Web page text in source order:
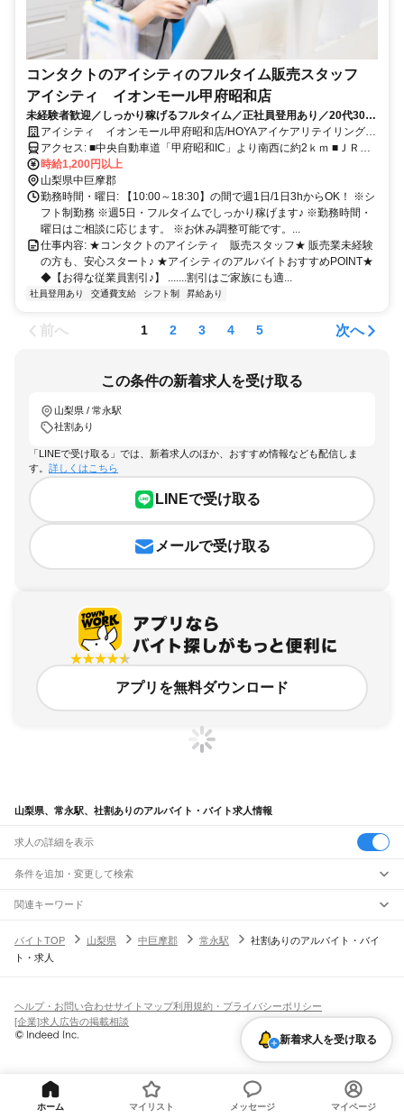
コンタクトのアイシティのフルタイム販売スタッフ
アイシティ イオンモール甲府昭和店
未経験者歓迎／しっかり稼げるフルタイム／正社員登用あり／20代30代
40代中心に活躍中／従業員割引あり ／昇給あり（年2回）
アイシティ イオンモール甲府昭和店/HOYAアイケアリテイリング合
同会社
アクセス: ■中央自動車道「甲府昭和IC」より南西に約2ｋｍ ■ＪＲ身
延線「常永駅」より徒歩約10分 ■ＪＲ甲府駅南口2番バス乗り場より
シャトルバス運行 バス停留所：甲府駅⇒ダイタビル前⇒宝１丁目⇒
飯田3丁目⇒甲府西高校⇒甲府昭和高校入口⇒イオンモール甲府昭和
■アイシティへの最寄入口はレストラン街近く「ほたる西入口（B-
2）」となります
時給1,200円以上
山梨県中巨摩郡
勤務時間・曜日: 【10:00～18:30】の間で週1日/1日3hからOK！ ※シ
フト制勤務 ※週5日・フルタイムでしっかり稼げます♪ ※勤務時間・
曜日はご相談に応じます。 ※お休み調整可能です。...
仕事内容: ★コンタクトのアイシティ 販売スタッフ★ 販売業未経験
の⽅も、安心スタート♪ ★アイシティのアルバイトおすすめPOINT★
◆【お得な従業員割引♪】 .......割引はご家族にも適...
社員登用あり 交通費支給 シフト制 昇給あり
前へ 1 2 3 4 5 次へ
この条件の新着求人を受け取る
山梨県 / 常永駅
社割あり
「LINEで受け取る」では、新着求人のほか、おすすめ情報なども配信しま
す。 詳しくはこちら
LINEで受け取る
メールで受け取る
アプリを無料ダウンロード
山梨県、常永駅、社割ありのアルバイト・バイト求人情報
求人の詳細を表示
条件を追加・変更して検索
市区町村を追加・変更
山梨県すべて
甲府市
駅を追加・変更
竜王駅塩崎駅韮崎駅新府駅穴山駅日野春駅長坂駅小淵沢駅
小海線
十島駅
内船駅甲斐大島駅 塩之沢駅
下部温泉駅
甲斐常葉駅
久那土駅甲斐岩間駅 落居駅鰍沢口駅
市川本町駅
職種を追加・変更
飲食・フードサービスすべて
ホールスタッフキッチンスタッフ 精肉・鮮魚加工給食調理
パン屋（ベーカリー）
バー（BAR）・バーテンダー
飲食店（店長・マネージャー）
テレフォンアポインター（テレアポ） ルートセールス
フードカウンター販売員アパレル
家電量販店・携帯販売（携帯ショップ）
人気
日払いOK高校生歓迎 髪型・髪色自由ひげOK ネイルOK
留学生・外国人活躍中
短期単発・1日OK
期間限定（春夏冬休み等）
シフト
土日祝のみOK
平日のみOK 週1日からOK 週2・3日からOK 週4日以上OK
雇用形態を追加・変更
契約社員
派遣社員
業務委託
関連キーワード
バイトTOP
山梨県 中巨摩郡 常永駅
社割ありのアルバイト・バイ
ト・求人
新着求人を受け取る
ヘルプ・お問い合わせサイトマップ利用規約・プライバシーポリシー
[企業]求人広告の掲載相談
ホーム マイリスト メッセージ マイページ